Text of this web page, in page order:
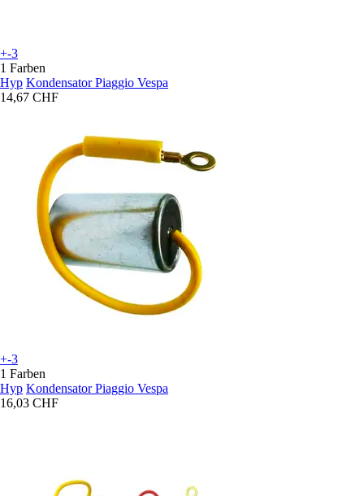
+-3
1 Farben
Hyp Kondensator Piaggio Vespa
14,67 CHF
+-3
1 Farben
Hyp Kondensator Piaggio Vespa
16,03 CHF